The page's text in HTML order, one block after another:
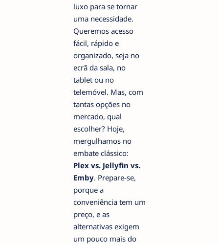
luxo para se tornar
uma necessidade.
Queremos acesso
fácil, rápido e
organizado, seja no
ecrã da sala, no
tablet ou no
telemóvel. Mas, com
tantas opções no
mercado, qual
escolher? Hoje,
mergulhamos no
embate clássico:
Plex vs. Jellyfin vs.
Emby. Prepare-se,
porque a
conveniência tem um
preço, e as
alternativas exigem
um pouco mais do